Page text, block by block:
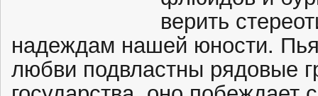
верить
надеждам нашей юности.
любви подвластны рядовые